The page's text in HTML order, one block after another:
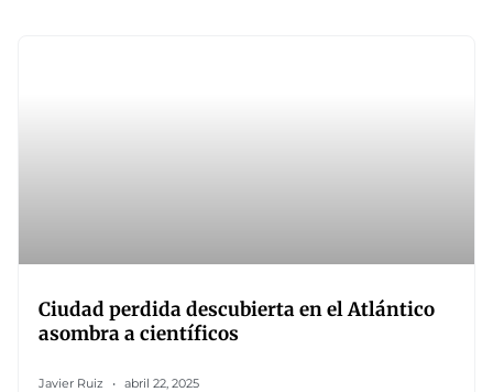
Ciudad perdida descubierta en el Atlántico
asombra a científicos
Javier Ruiz abril 22, 2025